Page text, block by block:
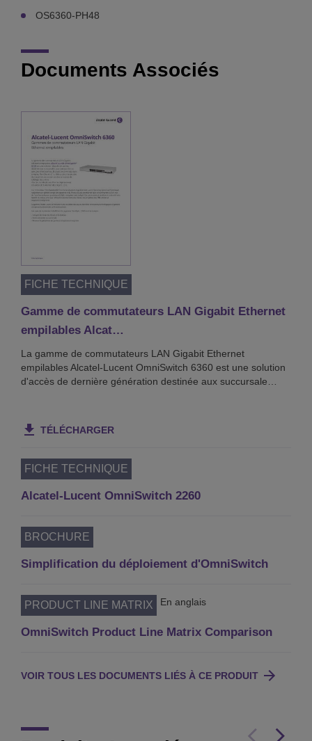
OS6360-PH48
Documents Associés
FICHE TECHNIQUE
Gamme de commutateurs LAN Gigabit Ethernet
empilables Alcat…
La gamme de commutateurs LAN Gigabit Ethernet
empilables Alcatel-Lucent OmniSwitch 6360 est une solution
d'accès de dernière génération destinée aux succursale…
TÉLÉCHARGER
FICHE TECHNIQUE
Alcatel-Lucent OmniSwitch 2260
BROCHURE
Simplification du déploiement d'OmniSwitch
PRODUCT LINE MATRIX En anglais
OmniSwitch Product Line Matrix Comparison
VOIR TOUS LES DOCUMENTS LIÉS À CE PRODUIT